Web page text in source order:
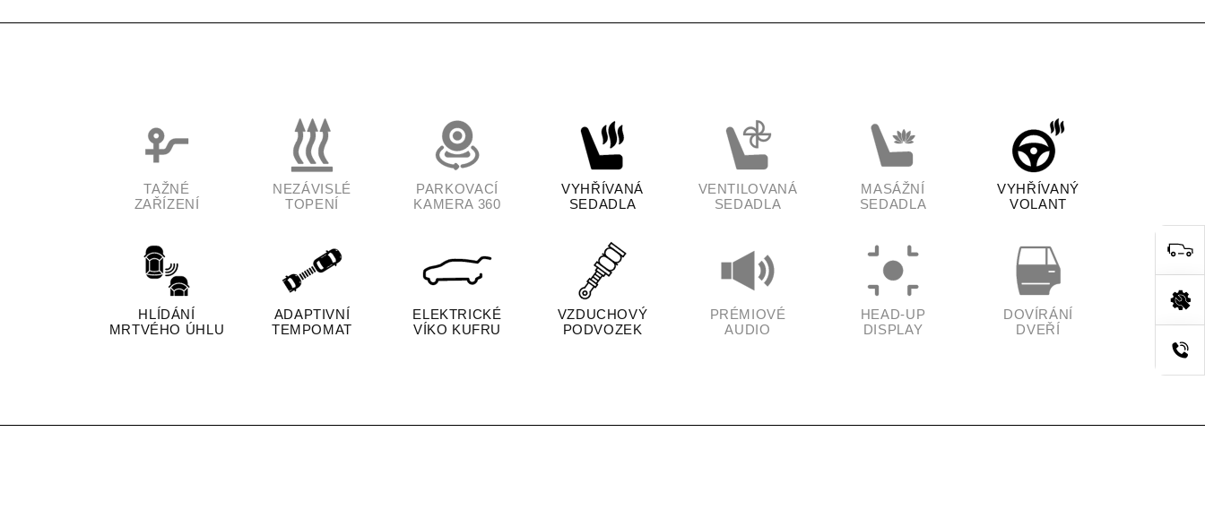
TAŽNÉ
ZAŘÍZENÍ
NEZÁVISLÉ
TOPENÍ
PARKOVACÍ
KAMERA 360
VYHŘÍVANÁ
SEDADLA
VENTILOVANÁ
SEDADLA
MASÁŽNÍ
SEDADLA
VYHŘÍVANÝ
VOLANT
HLÍDÁNÍ
MRTVÉHO ÚHLU
ADAPTIVNÍ
TEMPOMAT
ELEKTRICKÉ
VÍKO KUFRU
VZDUCHOVÝ
PODVOZEK
PRÉMIOVÉ
AUDIO
HEAD-UP
DISPLAY
DOVÍRÁNÍ
DVEŘÍ